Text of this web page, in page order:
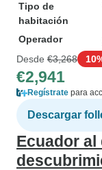
Tipo de
habitación
Operador
Desde €3,268
€2,941
Regístrate para
Descargar
Ecuador